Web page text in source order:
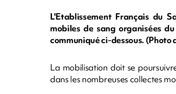
L'Etablissement Français du
mobiles de sang organisées
communiqué ci-dessous.
La mobilisation doit se
dans les nombreuses collectes